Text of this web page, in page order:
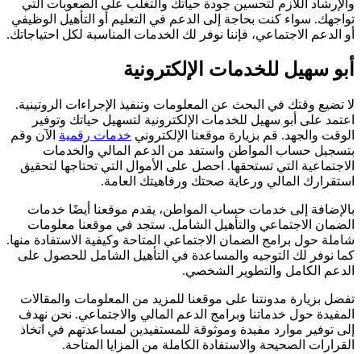
والإرشاد اللازم لتحسين جودة حياتك والتغلب على الصعوبات التي
تواجهك. سواء كنت بحاجة إلى الدعم في التعليم أو التأهيل الوظيفي
أو الدعم الاجتماعي، فإننا نوفر لك الخدمات المناسبة لكل احتياجاتك.
أبو سهيل للخدمات الإلكترونية
لا تضيع وقتك في البحث عن المعلومات وتنفيذ الإجراءات الروتينية.
اعتمد على أبو سهيل للخدمات الإلكترونية لتسهيل حياتك وتوفير
الوقت والجهد. قم بزيارة موقعنا الإلكتروني خدمات رقمية الآن وقم
بتسجيل حساب المواطن واستفد من الدعم المالي والخدمات
الاجتماعية التي تستحقها. احصل على الأموال التي تحتاجها لتحقيق
استقرارك المالي ورعاية صحتك ورفاهيتك العامة.
بالإضافة إلى خدمات حساب المواطن، يقدم موقعنا أيضًا خدمات
الضمان الاجتماعي والتأهيل الشامل. ستجد في موقعنا معلومات
شاملة حول برامج الضمان الاجتماعي المتاحة وكيفية الاستفادة منها.
كما نوفر لك التوجيه والمساعدة في التأهيل الشامل للحصول على
الدعم الكامل والتطوير الشخصي.
تفضل بزيارة مدونتنا على موقعنا للمزيد من المعلومات والمقالات
المفيدة حول خدماتنا وبرامج الدعم المالي والاجتماعي. نحن نهدف
إلى توفير موارد مفيدة وموثوقة للمستفيدين لمساعدتهم في اتخاذ
القرارات الصحيحة والاستفادة الكاملة من المزايا المتاحة.